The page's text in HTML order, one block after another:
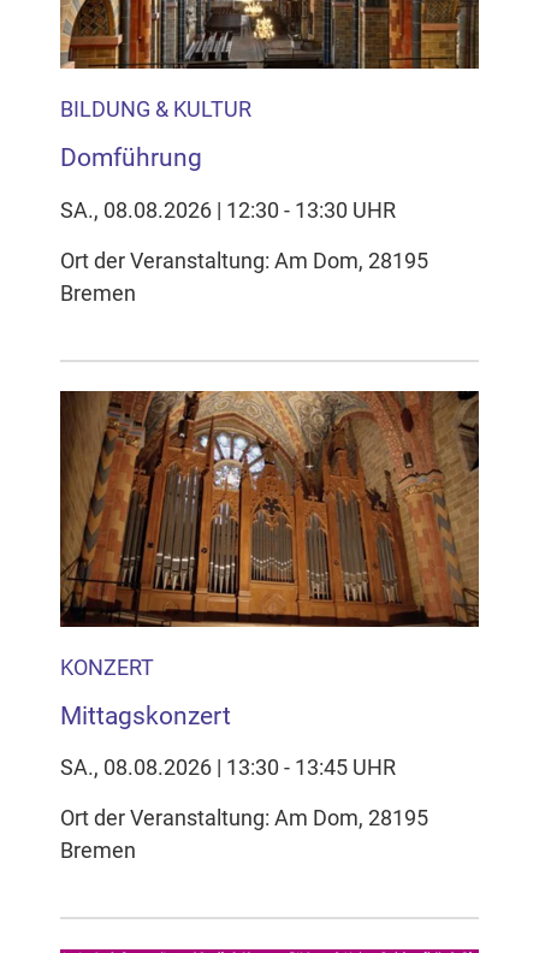
BILDUNG & KULTUR
Domführung
SA., 08.08.2026 | 12:30 - 13:30 UHR
Ort der Veranstaltung: Am Dom, 28195
Bremen
KONZERT
Mittagskonzert
SA., 08.08.2026 | 13:30 - 13:45 UHR
Ort der Veranstaltung: Am Dom, 28195
Bremen